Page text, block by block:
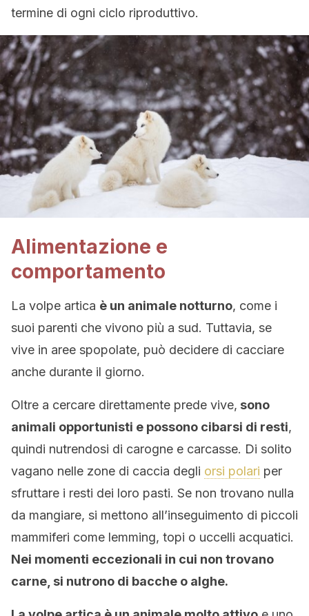
termine di ogni ciclo riproduttivo.
Alimentazione e
comportamento
La volpe artica è un animale notturno, come i
suoi parenti che vivono più a sud. Tuttavia, se
vive in aree spopolate, può decidere di cacciare
anche durante il giorno.
Oltre a cercare direttamente prede vive, sono
animali opportunisti e possono cibarsi di resti,
quindi nutrendosi di carogne e carcasse. Di solito
vagano nelle zone di caccia degli orsi polari per
sfruttare i resti dei loro pasti. Se non trovano nulla
da mangiare, si mettono all’inseguimento di piccoli
mammiferi come lemming, topi o uccelli acquatici.
Nei momenti eccezionali in cui non trovano
carne, si nutrono di bacche o alghe.